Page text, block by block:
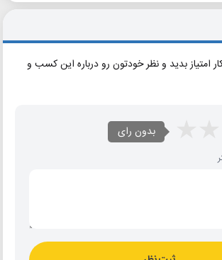
امتیاز بدید و نظر خودتون رو درباره این کسب و
بدون رای